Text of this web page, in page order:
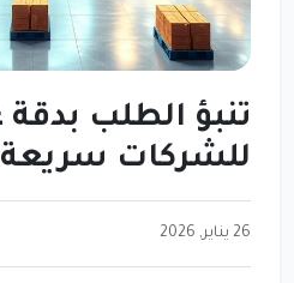
للشركات سريعة
26 يناير, 2026